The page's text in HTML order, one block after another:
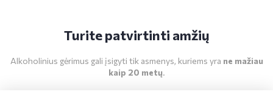
Turite patvirtinti amžių
Alkoholinius gėrimus gali įsigyti tik asmenys, kuriems yra ne mažiau
kaip 20 metų.